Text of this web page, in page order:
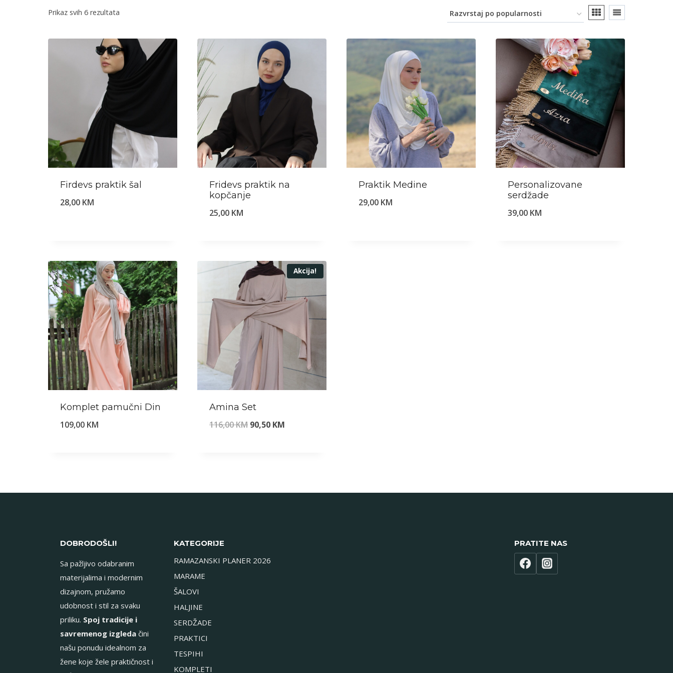
Prikaz svih 6 rezultata
popularity
Firdevs praktik šal
28,00 KM
Fridevs praktik na
kopčanje
25,00 KM
Praktik Medine
29,00 KM
Personalizovane
serdžade
39,00 KM
Komplet pamučni Din
109,00 KM
Akcija!
Amina Set
116,00KM Original
90,50 KM
DOBRODOŠLI!
Sa pažljivo odabranim
materijalima i modernim
dizajnom, pružamo
udobnost i stil za svaku
priliku. Spoj tradicije i
savremenog izgleda čini
našu ponudu idealnom za
žene koje žele praktičnost i
KATEGORIJE
RAMAZANSKI PLANER 2026
MARAME
ŠALOVI
HALJINE
SERDŽADE
PRAKTICI
TESPIHI
KOMPLETI
PRATITE NAS